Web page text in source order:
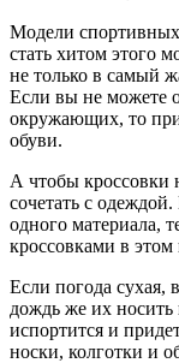
Модели
стать хитом этого
не только в самый
Если вы не можете
окружающих, то
обуви.
А чтобы кроссовки
сочетать с
одного материала,
кроссовками в
Если погода сухая,
дождь же их носить
испортится и
носки, колготки и